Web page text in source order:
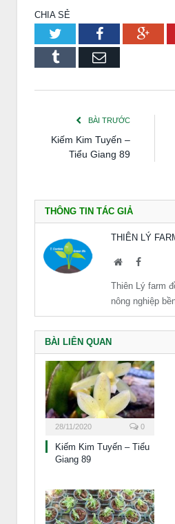
CHIA SẺ
TwitterFacebook
Tumblr Email
BÀI TRƯỚC
Kiếm Kim Tuyến –
Tiểu Giang 89
THÔNG TIN TÁC GIẢ
THIÊN LÝ
WebsiteFacebook
Thiên Lý farm
nông nghiệp
BÀI LIÊN QUAN
28/11/2020 0
Kiếm Kim Tuyến – Tiểu
Giang 89